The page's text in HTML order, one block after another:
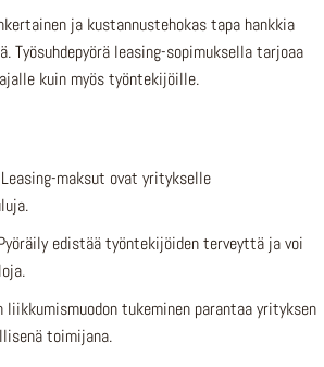
ja kustannustehokas tapa hankkia
Työsuhdepyörä leasing-sopimuksella tarjoaa
kuin myös työntekijöille.
maksut ovat yritykselle
edistää työntekijöiden terveyttä ja voi
liikkumismuodon tukeminen parantaa yrityksen
toimijana.